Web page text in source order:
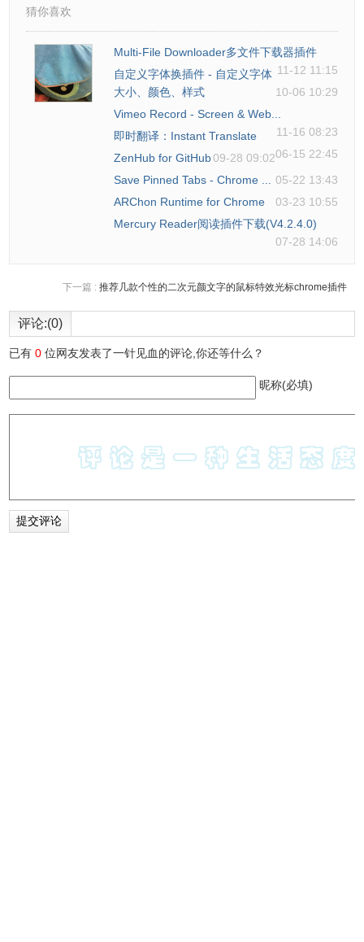
猜你喜欢
Multi-File Downloader多文件下载器插件
11-12 11:15
自定义字体换插件 - 自定义字体
大小、颜色、样式
10-06 10:29
Vimeo Record - Screen & Web...
11-16 08:23
即时翻译：Instant Translate
06-15 22:45
ZenHub for GitHub09-28 09:02
Save Pinned Tabs - Chrome ...
05-22 13:43
ARChon Runtime for Chrome
03-23 10:55
Mercury Reader阅读插件下载(V4.2.4.0)
07-28 14:06
下一篇 : 推荐几款个性的二次元颜文字的鼠标特效光标chrome插件
评论:(0)
已有0 位网友发表了一针见血的评论,你还等什么？
昵称(必填)